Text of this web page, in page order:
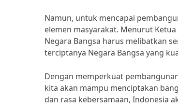
Namun, untuk mencapai
elemen masyarakat. Menurut
Negara Bangsa harus melibatkan
terciptanya Negara Bangsa yang
Dengan memperkuat
kita akan mampu menciptakan
dan rasa kebersamaan, Indonesia